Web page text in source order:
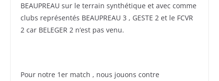
BEAUPREAU sur le terrain synthétique et avec comme
clubs représentés BEAUPREAU 3 , GESTE 2 et le FCVR
2 car BELEGER 2 n’est pas venu.
Pour notre 1er match , nous jouons contre